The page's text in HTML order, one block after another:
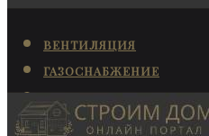
ВЕНТИЛЯЦИЯ
ГАЗОСНАБЖЕНИЕ
КАНАЛИЗАЦИЯ
КОНДИЦИОНИРОВАНИЕ